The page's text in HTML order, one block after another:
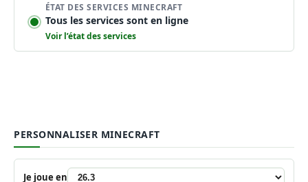
ÉTAT DES SERVICES MINECRAFT
Tous les services sont en ligne
Voir l’état des services
PERSONNALISER MINECRAFT
Je joue en